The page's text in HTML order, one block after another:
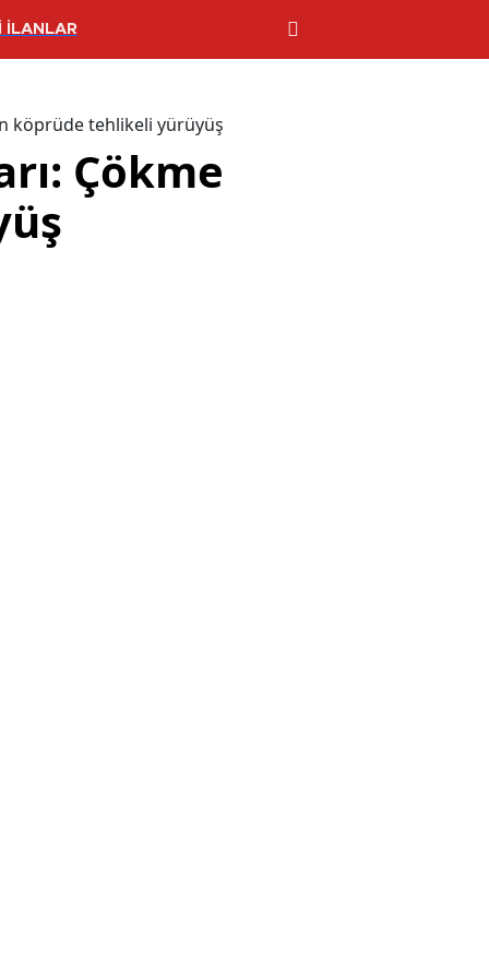
İLANLAR
köprüde tehlikeli yürüyüş
Çökme